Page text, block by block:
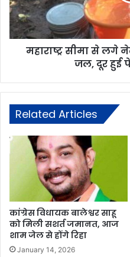
महाराष्ट्र सीमा से लगे
जल, दूर हुई
Related Articles
कांग्रेस विधायक बालेश्वर साहू
को मिली सशर्त जमानत, आज
शाम जेल से होंगे रिहा
January 14, 2026